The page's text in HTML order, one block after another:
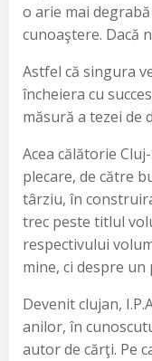
o arie mai
cunoaştere. Dacă
Astfel că singura
încheiera cu
măsură a tezei de
Acea călătorie
plecare, de către
târziu, în
trec peste titlul
respectivului
mine, ci despre
Devenit clujan,
anilor, în
autor de cărţi. Pe